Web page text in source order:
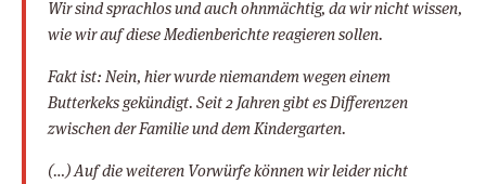
Wir sind sprachlos und auch ohnmächtig, da wir nicht wissen,
wie wir auf diese Medienberichte reagieren sollen.
Fakt ist: Nein, hier wurde niemandem wegen einem
Butterkeks gekündigt. Seit 2 Jahren gibt es Differenzen
zwischen der Familie und dem Kindergarten.
(…) Auf die weiteren Vorwürfe können wir leider nicht